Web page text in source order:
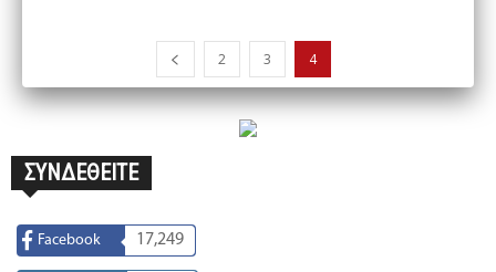
2 3 4
ΣΥΝΔΕΘΕΙΤΕ
Facebook 17,249